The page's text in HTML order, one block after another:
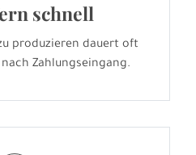
schnell
produzieren dauert oft
Zahlungseingang.